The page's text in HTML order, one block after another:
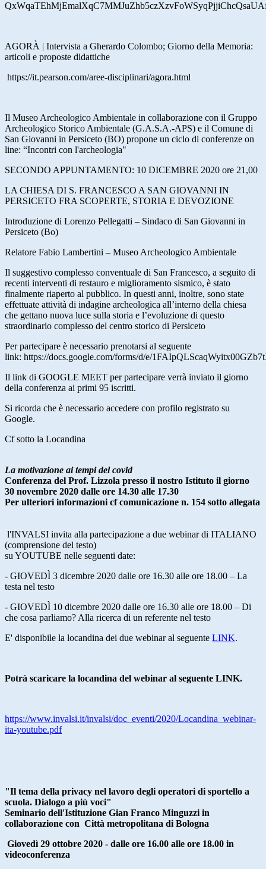
AGORÀ | Intervista a Gherardo Colombo; Giorno della Memoria:
articoli e proposte didattiche
https://it.pearson.com/aree-disciplinari/agora.html
Il Museo Archeologico Ambientale in collaborazione con il Gruppo
Archeologico Storico Ambientale (G.A.S.A.-APS) e il Comune di
San Giovanni in Persiceto (BO) propone un ciclo di conferenze on
line: “Incontri con l'archeologia"
SECONDO APPUNTAMENTO: 10 DICEMBRE 2020 ore 21,00
LA CHIESA DI S. FRANCESCO A SAN GIOVANNI IN
PERSICETO FRA SCOPERTE, STORIA E DEVOZIONE
Introduzione di Lorenzo Pellegatti – Sindaco di San Giovanni in
Persiceto (Bo)
Relatore Fabio Lambertini – Museo Archeologico Ambientale
Il suggestivo complesso conventuale di San Francesco, a seguito di
recenti interventi di restauro e miglioramento sismico, è stato
finalmente riaperto al pubblico. In questi anni, inoltre, sono state
effettuate attività di indagine archeologica all’interno della chiesa
che gettano nuova luce sulla storia e l’evoluzione di questo
straordinario complesso del centro storico di Persiceto
Per partecipare è necessario prenotarsi al seguente
link: https://docs.google.com/forms/d/e/
Il link di GOOGLE MEET per partecipare verrà inviato il giorno
della conferenza ai primi 95 iscritti.
Si ricorda che è necessario accedere con profilo registrato su
Google.
Cf sotto la Locandina
La motivazione ai tempi del covid
Conferenza del Prof. Lizzola presso il nostro Istituto il giorno
30 novembre 2020 dalle ore 14.30 alle 17.30
Per ulteriori informazioni cf comunicazione n. 154 sotto allegata
l'INVALSI invita alla partecipazione a due webinar di ITALIANO
(comprensione del testo)
su YOUTUBE nelle seguenti date:
- GIOVEDÌ 3 dicembre 2020 dalle ore 16.30 alle ore 18.00 – La
testa nel testo
- GIOVEDÌ 10 dicembre 2020 dalle ore 16.30 alle ore 18.00 – Di
che cosa parliamo? Alla ricerca di un referente nel testo
E' disponibile la locandina dei due webinar al seguente LINK.
Potrà scaricare la locandina del webinar al seguente LINK.
https://www.invalsi.it/invalsi/doc_eventi/2020/Locandina_webinar-
ita-youtube.pdf
"Il tema della privacy nel lavoro degli operatori di sportello a
scuola. Dialogo a più voci"
Seminario dell'Istituzione Gian Franco Minguzzi in
collaborazione con Città metropolitana di Bologna
Giovedì 29 ottobre 2020 - dalle ore 16.00 alle ore 18.00 in
videoconferenza